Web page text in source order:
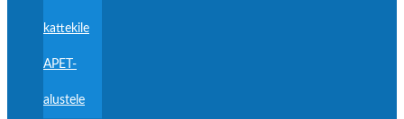
kattekile
APET-
alustele